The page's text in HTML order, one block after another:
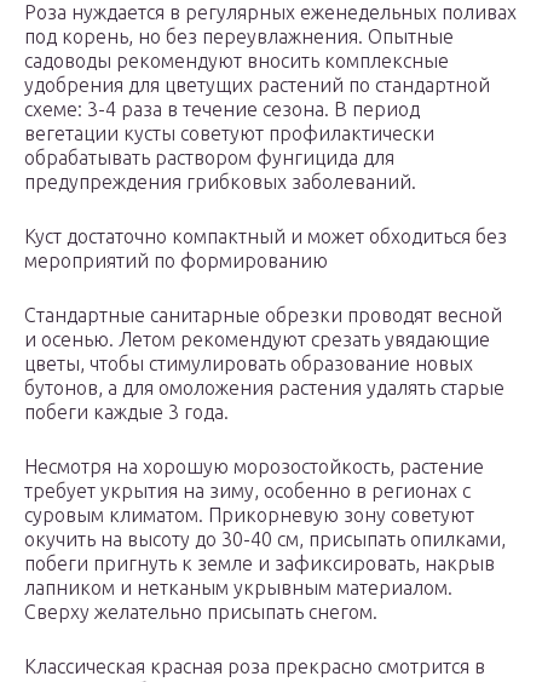
Роза нуждается в регулярных еженедельных поливах
под корень, но без переувлажнения. Опытные
садоводы рекомендуют вносить комплексные
удобрения для цветущих растений по стандартной
схеме: 3-4 раза в течение сезона. В период
вегетации кусты советуют профилактически
обрабатывать раствором фунгицида для
предупреждения грибковых заболеваний.
Куст достаточно компактный и может обходиться без
мероприятий по формированию
Стандартные санитарные обрезки проводят весной
и осенью. Летом рекомендуют срезать увядающие
цветы, чтобы стимулировать образование новых
бутонов, а для омоложения растения удалять старые
побеги каждые 3 года.
Несмотря на хорошую морозостойкость, растение
требует укрытия на зиму, особенно в регионах с
суровым климатом. Прикорневую зону советуют
окучить на высоту до 30-40 см, присыпать опилками,
побеги пригнуть к земле и зафиксировать, накрыв
лапником и нетканым укрывным материалом.
Сверху желательно присыпать снегом.
Классическая красная роза прекрасно смотрится в